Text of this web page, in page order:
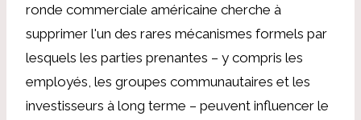
ronde commerciale américaine cherche à
supprimer l'un des rares mécanismes formels par
lesquels les parties prenantes – y compris les
employés, les groupes communautaires et les
investisseurs à long terme – peuvent influencer le